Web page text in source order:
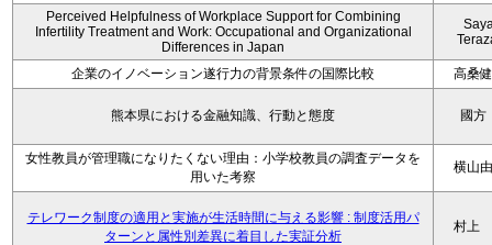
Perceived Helpfulness of Workplace Support for Combining
Infertility Treatment and Work: Occupational and Organizational
Differences in Japan
企業のイノベーション遂行力の背景条件の国際比較 高桑
熊本県における金融知識、行動と態度 國
女性教員が管理職になりたくない理由：小学校教員の調査データを
用いた考察
横山
テレワーク制度の適用と実施が生活時間に与える影響 : 制度活用パ
ターンと属性別差異に着目した実証分析
村上